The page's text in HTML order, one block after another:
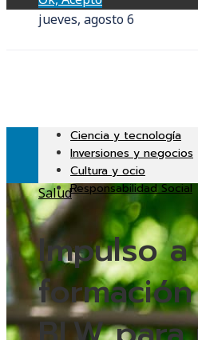
jueves, agosto 6
Ciencia y tecnología
Inversiones y negocios
Cultura y ocio
Responsabilidad Social
Salud
Impulso